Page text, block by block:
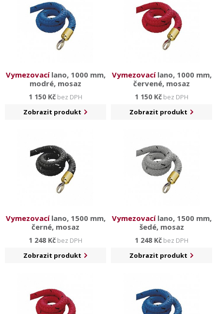
Vymezovacílano, 1000 mm,
modré, mosaz
1 150 Kč bez DPH
Zobrazit produkt
Vymezovacílano, 1000 mm,
červené, mosaz
1 150 Kč bez DPH
Zobrazit produkt
Vymezovacílano, 1500 mm,
černé, mosaz
1 248 Kč bez DPH
Zobrazit produkt
Vymezovacílano, 1500 mm,
šedé, mosaz
1 248 Kč bez DPH
Zobrazit produkt